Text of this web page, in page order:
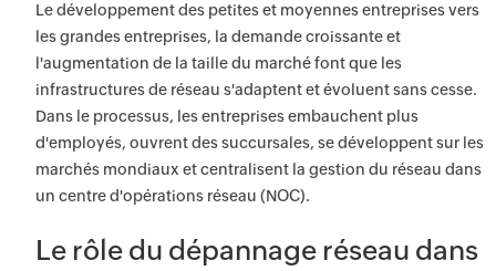
Le développement des petites et moyennes entreprises vers
les grandes entreprises, la demande croissante et
l'augmentation de la taille du marché font que les
infrastructures de réseau s'adaptent et évoluent sans cesse.
Dans le processus, les entreprises embauchent plus
d'employés, ouvrent des succursales, se développent sur les
marchés mondiaux et centralisent la gestion du réseau dans
un centre d'opérations réseau (NOC).
Le rôle du dépannage réseau dans